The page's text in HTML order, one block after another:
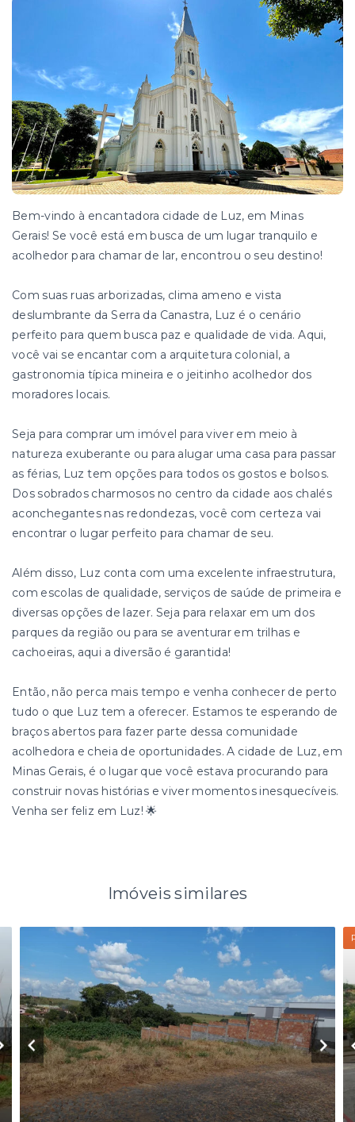
Bem-vindo à encantadora cidade de Luz, em Minas
Gerais! Se você está em busca de um lugar tranquilo e
acolhedor para chamar de lar, encontrou o seu destino!
Com suas ruas arborizadas, clima ameno e vista
deslumbrante da Serra da Canastra, Luz é o cenário
perfeito para quem busca paz e qualidade de vida. Aqui,
você vai se encantar com a arquitetura colonial, a
gastronomia típica mineira e o jeitinho acolhedor dos
moradores locais.
Seja para comprar um imóvel para viver em meio à
natureza exuberante ou para alugar uma casa para passar
as férias, Luz tem opções para todos os gostos e bolsos.
Dos sobrados charmosos no centro da cidade aos chalés
aconchegantes nas redondezas, você com certeza vai
encontrar o lugar perfeito para chamar de seu.
Além disso, Luz conta com uma excelente infraestrutura,
com escolas de qualidade, serviços de saúde de primeira e
diversas opções de lazer. Seja para relaxar em um dos
parques da região ou para se aventurar em trilhas e
cachoeiras, aqui a diversão é garantida!
Então, não perca mais tempo e venha conhecer de perto
tudo o que Luz tem a oferecer. Estamos te esperando de
braços abertos para fazer parte dessa comunidade
acolhedora e cheia de oportunidades. A cidade de Luz, em
Minas Gerais, é o lugar que você estava procurando para
construir novas histórias e viver momentos inesquecíveis.
Venha ser feliz em Luz! 🌟
Imóveis similares